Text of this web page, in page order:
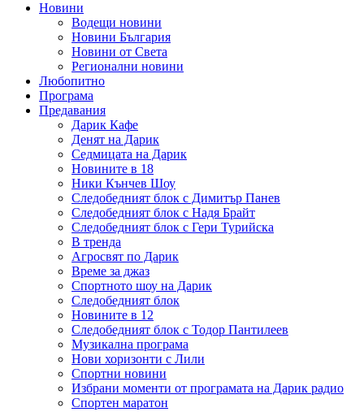
Новини
Водещи новини
Новини България
Новини от Света
Регионални новини
Любопитно
Програма
Предавания
Дарик Кафе
Денят на Дарик
Седмицата на Дарик
Новините в 18
Ники Кънчев Шоу
Следобедният блок с Димитър Панев
Следобедният блок с Надя Брайт
Следобедният блок с Гери Турийска
В тренда
Агросвят по Дарик
Време за джаз
Спортното шоу на Дарик
Следобедният блок
Новините в 12
Следобедният блок с Тодор Пантилеев
Музикална програма
Нови хоризонти с Лили
Спортни новини
Избрани моменти от програмата на Дарик радио
Спортен маратон